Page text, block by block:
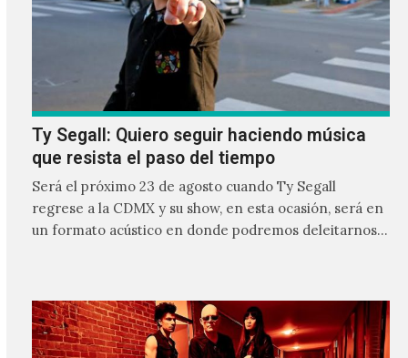
Ty Segall: Quiero seguir haciendo música
que resista el paso del tiempo
Será el próximo 23 de agosto cuando Ty Segall
regrese a la CDMX y su show, en esta ocasión, será en
un formato acústico en donde podremos deleitarnos